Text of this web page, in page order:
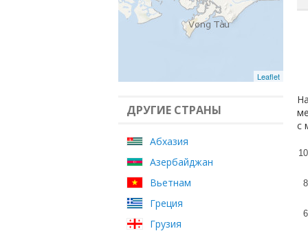
Leaflet
ДРУГИЕ СТРАНЫ
Абхазия
Азербайджан
Вьетнам
Греция
Грузия
с